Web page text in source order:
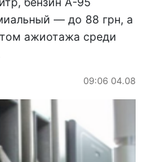
— до 88 грн, а
ажиотажа среди
09:06 04.08